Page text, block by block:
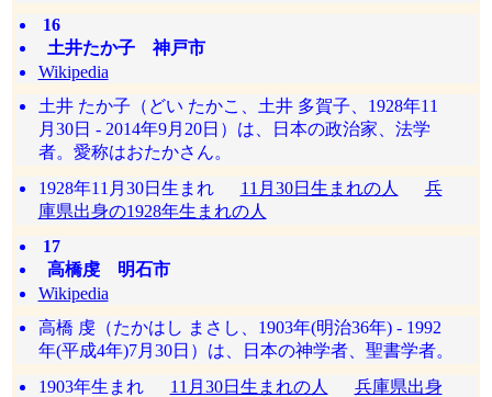
16
土井たか子 神戸市
Wikipedia
土井 たか子（どい たかこ、土井 多賀子、1928年11
月30日 - 2014年9月20日）は、日本の政治家、法学
者。愛称はおたかさん。
1928年11月30日生まれ 11月30日生まれの人
兵
庫県出身の1928年生まれの人
17
高橋虔 明石市
Wikipedia
高橋 虔（たかはし まさし、1903年(明治36年) - 1992
年(平成4年)7月30日）は、日本の神学者、聖書学者。
1903年生まれ 11月30日生まれの人
兵庫県出身